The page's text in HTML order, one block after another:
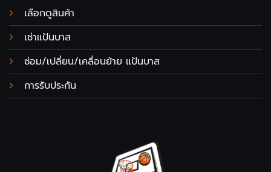
เลือกดูสินค้า
เช่าแป้นบาส
ซ่อม/เปลี่ยน/เคลื่อนย้าย แป้นบาส
การรับประกัน